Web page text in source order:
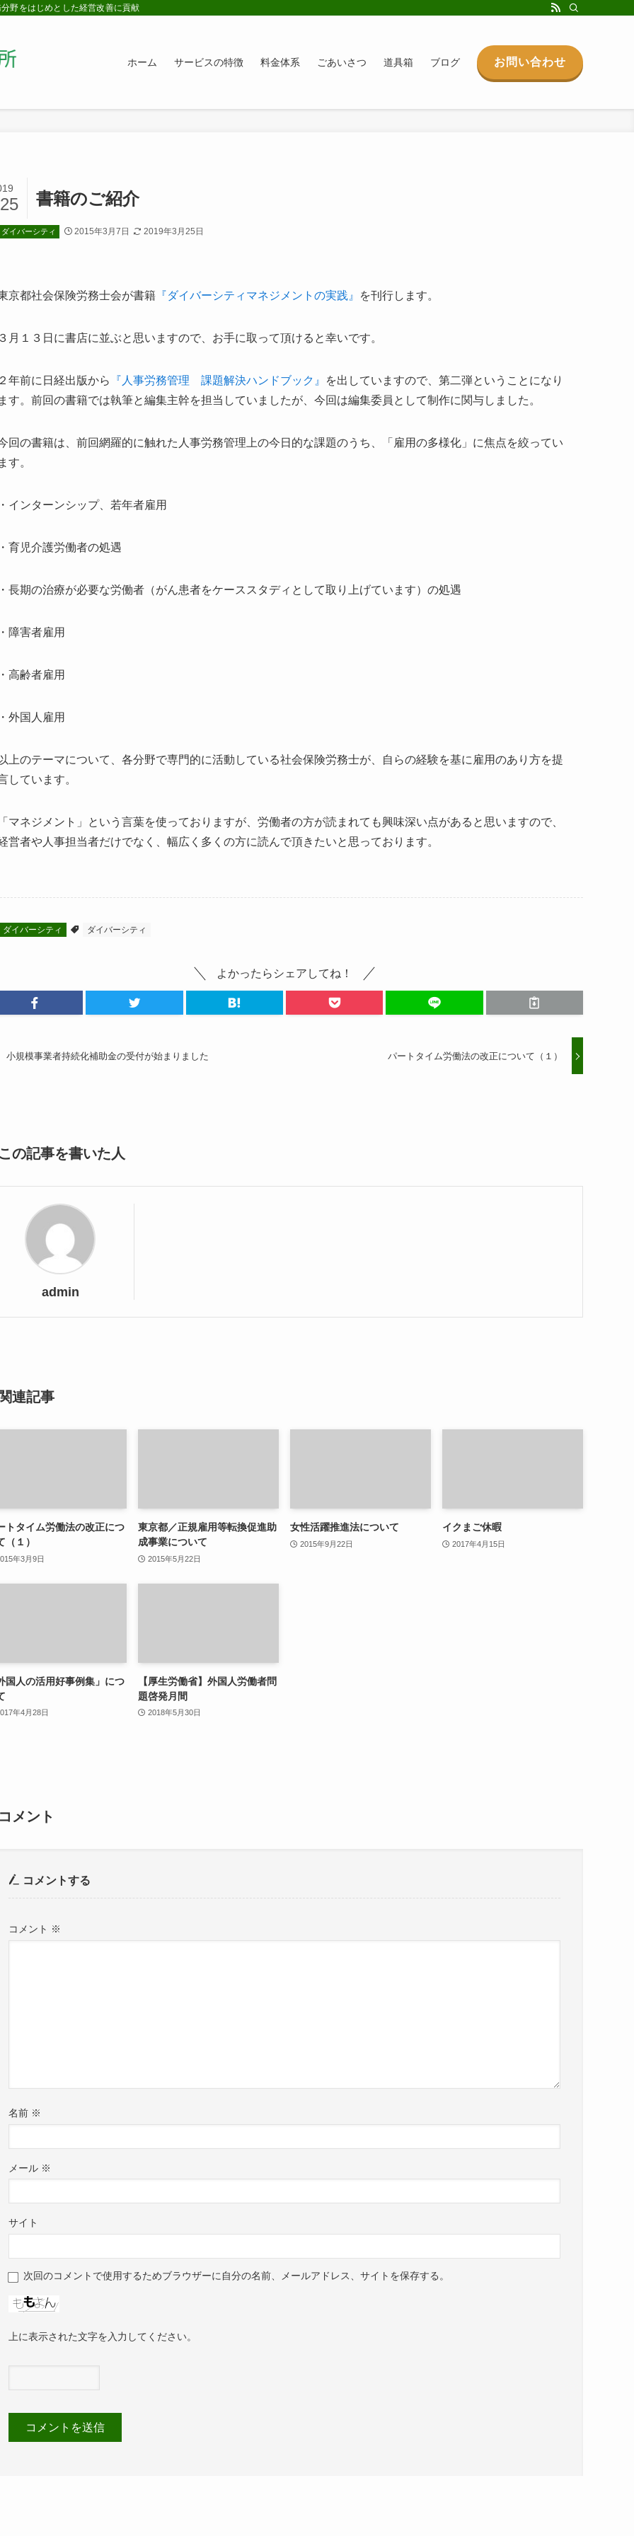
野をはじめとした経営改善に貢献
ホーム サービスの特徴 料金体系 ごあいさつ 道具箱 ブログ お問い合わせ
書籍のご紹介
ダイバーシティ 2015年3月7日 2019年3月25日
京都社会保険労務士会が書籍 『ダイバーシティマネジメントの実践』 を刊行します。
月１３日に書店に並ぶと思いますので、お手に取って頂けると幸いです。
年前に日経出版から 『人事労務管理 課題解決ハンドブック』
を出していますので、第二弾ということになり
す。前回の書籍では執筆と編集主幹を担当していましたが、今回は編集委員として制作に関与しました。
回の書籍は、前回網羅的に触れた人事労務管理上の今日的な課題のうち、「雇用の多様化」に焦点を絞ってい
す。
インターンシップ、若年者雇用
育児介護労働者の処遇
長期の治療が必要な労働者（がん患者をケーススタディとして取り上げています）の処遇
障害者雇用
高齢者雇用
外国人雇用
上のテーマについて、各分野で専門的に活動している社会保険労務士が、自らの経験を基に雇用のあり方を提
しています。
マネジメント」という言葉を使っておりますが、労働者の方が読まれても興味深い点があると思いますので、
営者や人事担当者だけでなく、幅広く多くの方に読んで頂きたいと思っております。
ダイバーシティ ダイバーシティ
よかったらシェアしてね！
小規模事業者持続化補助金の受付が始まりました パートタイム労働法の改正について（１）
の記事を書いた人
admin
連記事
トタイム労働法の改正につ
（１）
年3月9日
東京都／正規雇用等転換促進助
成事業について
2015年5月22日
女性活躍推進法について
2015年9月22日
イクまご休暇
2017年4月15日
国人の活用好事例集」につ
年4月28日
【厚生労働省】外国人労働者問
題啓発月間
2018年5月30日
メント
コメントする
コメント ※
名前 ※
メール ※
サイト
次回のコメントで使用するためブラウザーに自分の名前、メールアドレス、サイトを保存する。
上に表示された文字を入力してください。